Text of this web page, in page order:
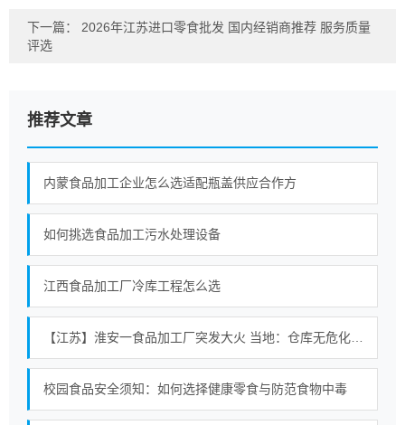
下一篇： 2026年江苏进口零食批发 国内经销商推荐 服务质量
评选
推荐文章
内蒙食品加工企业怎么选适配瓶盖供应合作方
如何挑选食品加工污水处理设备
江西食品加工厂冷库工程怎么选
校园食品安全须知：如何选择健康零食与防范食物中毒